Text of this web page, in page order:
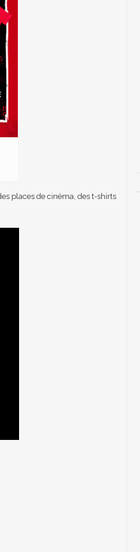
places de cinéma, des t-shirts